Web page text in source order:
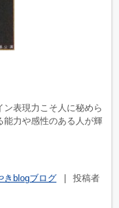
表現力こそ人に秘めら
能力や感性のある人が輝
きblogブログ
投稿者